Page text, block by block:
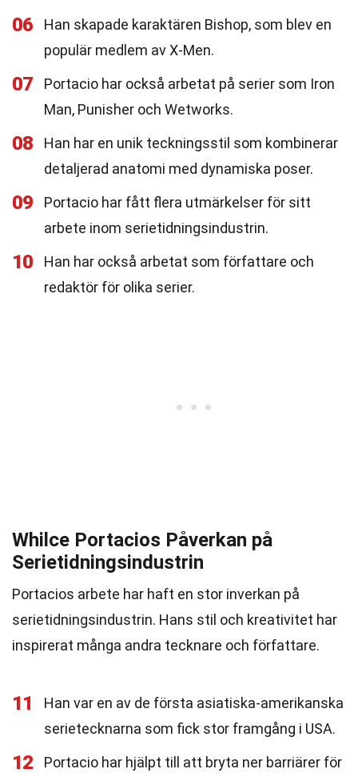
06
Han skapade karaktären Bishop, som blev en
populär medlem av X-Men.
07
Portacio har också arbetat på serier som Iron
Man, Punisher och Wetworks.
08
Han har en unik teckningsstil som kombinerar
detaljerad anatomi med dynamiska poser.
09
Portacio har fått flera utmärkelser för sitt
arbete inom serietidningsindustrin.
10
Han har också arbetat som författare och
redaktör för olika serier.
Whilce Portacios Påverkan på
Serietidningsindustrin
Portacios arbete har haft en stor inverkan på
serietidningsindustrin. Hans stil och kreativitet har
inspirerat många andra tecknare och författare.
11
Han var en av de första asiatiska-amerikanska
serietecknarna som fick stor framgång i USA.
12 Portacio har hjälpt till att bryta ner barriärer för